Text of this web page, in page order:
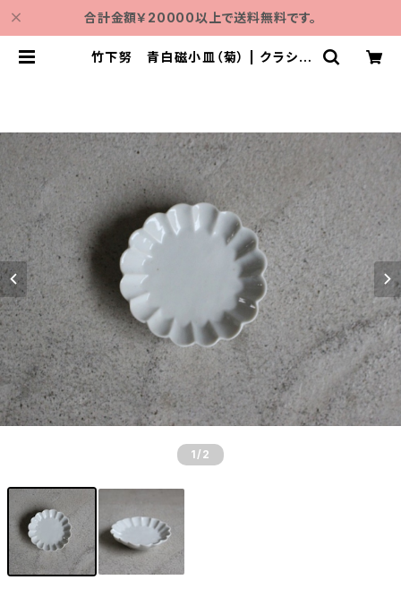
合計金額￥20000以上で送料無料です。
竹下努 青白磁小皿（菊） | クラシノ
1 /2